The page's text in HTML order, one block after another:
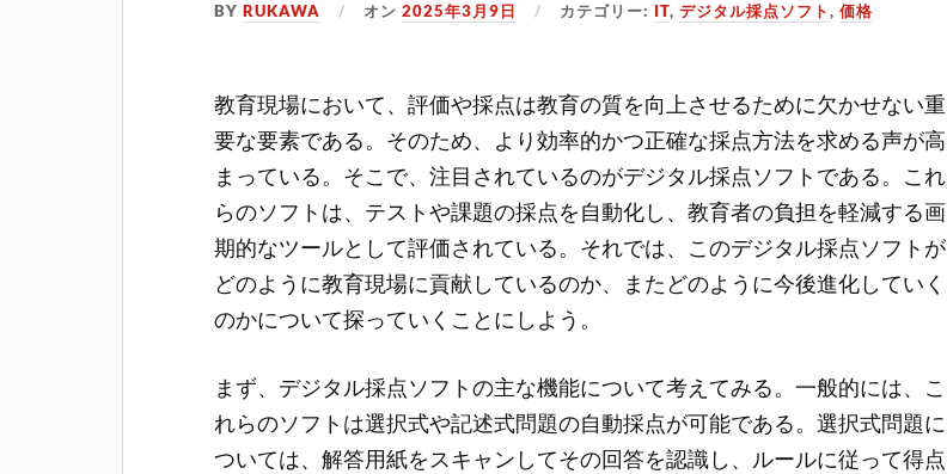
BYRUKAWA オン2025年3月9日 カテゴリー: IT,デジタル採点ソフト,価格
教育現場において、評価や採点は教育の質を向上させるために欠かせない重
要な要素である。 そのため、より効率的かつ正確な採点方法を求める声が高
まっている。そこで、注目されているのがデジタル採点ソフトである。これ
らのソフトは、テストや課題の採点を自動化し、教育者の負担を軽減する画
期的なツールとして評価されている。それでは、このデジタル採点ソフトが
どのように教育現場に貢献しているのか、またどのように今後進化していく
のかについて探っていくことにしよう。
まず、デジタル採点ソフトの主な機能について考えてみる。一般的には、こ
れらのソフトは選択式や記述式問題の自動採点が可能である。選択式問題に
ついては、解答用紙をスキャンしてその回答を認識し、ルールに従って得点